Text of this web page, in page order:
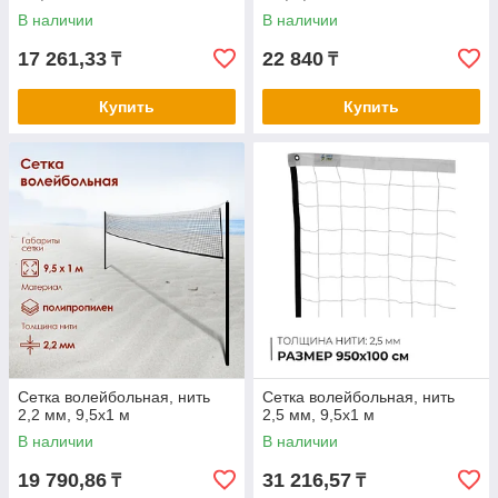
В наличии
17 261,33 ₸
Купить
В наличии
22 840 ₸
Купить
Сетка волейбольная, нить
2,2 мм, 9,5х1 м
В наличии
19 790,86 ₸
Сетка волейбольная, нить
2,5 мм, 9,5х1 м
В наличии
31 216,57 ₸